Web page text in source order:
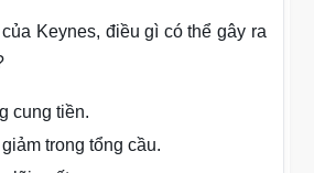
Keynes, điều gì có thể gây ra
cung tiền.
trong tổng cầu.